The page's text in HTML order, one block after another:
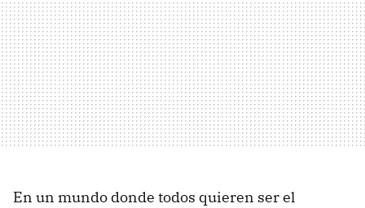
En un mundo donde todos quieren ser el